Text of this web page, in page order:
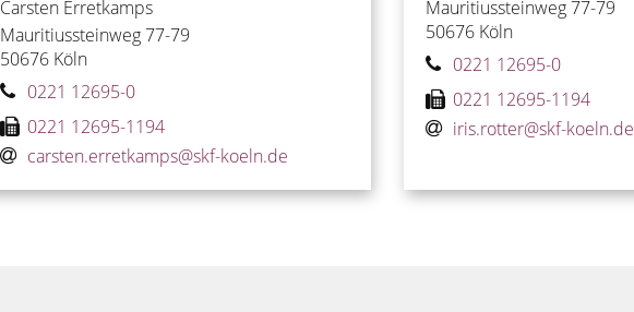
Carsten Erretkamps
Mauritiussteinweg 77-79
50676 Köln
0221 12695-0
0221 12695-1194
carsten.erretkamps@​skf-koeln.de
Mauritiussteinweg 77-79
50676 Köln
0221 12695-0
0221 12695-1194
iris.rotter@skf-koeln.de